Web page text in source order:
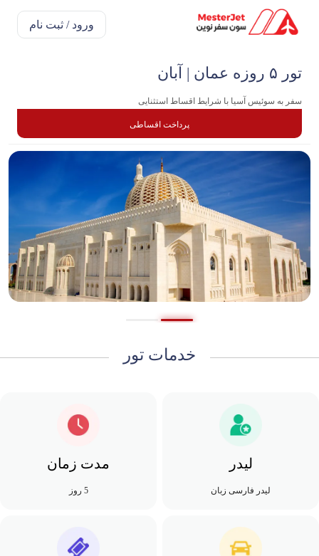
ورود / ثبت نام
تور ۵ روزه عمان | آبان
سفر به سوئیس آسیا با شرایط اقساط استثنایی
پرداخت اقساطی
خدمات تور
لیدر
لیدر فارسی زبان
مدت زمان
5 روز